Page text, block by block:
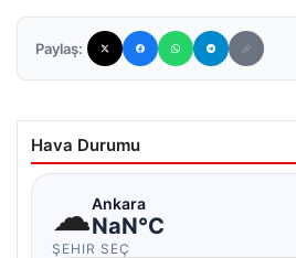
Paylaş:
Hava Durumu
☁Ankara
NaN°C
ŞEHIR SEÇ